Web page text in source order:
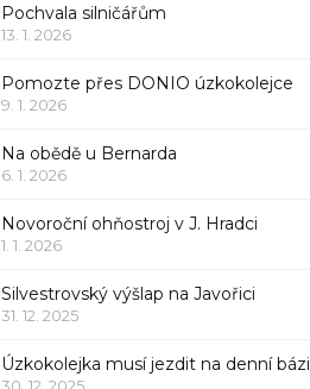
Pochvala silničářům
13. 1. 2026
Pomozte přes DONIO úzkokolejce
9. 1. 2026
Na obědě u Bernarda
6. 1. 2026
Novoroční ohňostroj v J. Hradci
1. 1. 2026
Silvestrovský výšlap na Javořici
31. 12. 2025
Úzkokolejka musí jezdit na denní bázi